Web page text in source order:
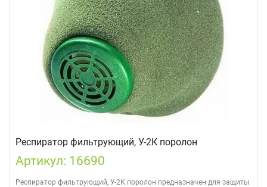
Респиратор фильтрующий, У-2К поролон
Артикул: 16690
Респиратор фильтрующий, У-2К поролон предназначен для защиты